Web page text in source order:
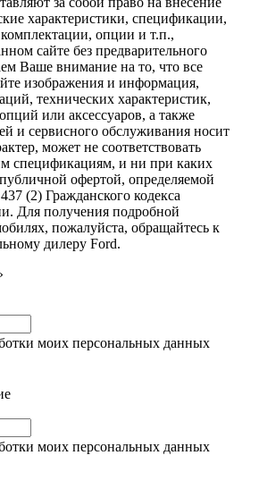
характеристики, спецификации,
опции и т.п.,
сайте без предварительного
Ваше внимание на то, что все
изображения и информация,
технических характеристик,
или аксессуаров, а также
и сервисного обслуживания носит
может не соответствовать
спецификациям, и ни при каких
офертой, определяемой
(2) Гражданского кодекса
Для получения подробной
пожалуйста, обращайтесь к
дилеру Ford.
моих персональных данных
моих персональных данных